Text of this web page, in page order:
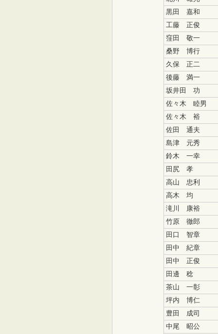
黒田 嘉和
工藤 正俊
窪田 敬一
桑野 博行
久保 正二
後藤 満一
坂井田 功
佐々木 睦男
佐々木 裕
佐田 通夫
島津 元秀
鈴木 一幸
田尻 孝
高山 忠利
高木 均
滝川 康裕
竹原 徹郎
田口 智章
田中 紀章
田中 正俊
田邊 稔
茶山 一彰
坪内 博仁
豊田 成司
中尾 昭公